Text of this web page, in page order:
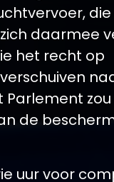
die
daarmee
het recht op
Parlement
de
uur voor